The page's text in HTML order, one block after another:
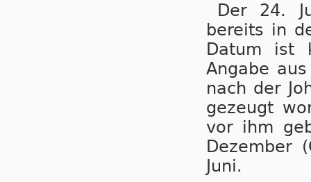
Der 24.
bereits in
Datum ist
Angabe
nach der
gezeugt
vor ihm
Dezember
Juni.